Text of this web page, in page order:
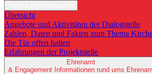
Übersicht
Angebote und Aktivitäten der Dialogstelle
Zahlen, Daten und Fakten zum Thema
Die Tür offen halten
Erfahrungen der Projektstelle
Ehrenamt
& Engagement Informationen rund ums